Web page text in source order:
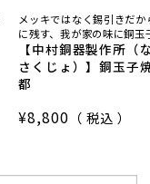
メッキではなく錫引きだ
に残す、我が家の味に
【中村銅器製作所（
さくじょ）】銅玉
都
¥8,800 税込